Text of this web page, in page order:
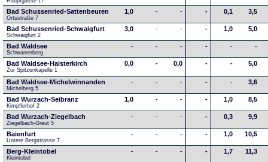
Bad Schussenried-Sattenbeuren
Ortsstraße 7
1,0 - - - 0,1 3,5
Bad Schussenried-Schwaigfurt
Schwaigfurt 2
3,0 - - - 1,0 5,0
Bad Waldsee
Schwanenberg
- - - - - -
Bad Waldsee-Haisterkirch
Zur Spitzenkapelle 1
0,0 - 0,0 - - 5,0
Bad Waldsee-Michelwinnanden
Michelberg 5
- - - - - 3,6
Bad Wurzach-Seibranz
Kimpflerhof 2
1,0 - - - 1,0 8,5
Bad Wurzach-Ziegelbach
Ziegelbach-Greut 5
- - - - 0,3 9,9
Baienfurt
Untere Bergstrasse 7
- - - - 1,0 10,5
Berg-Kleintobel
Kleintobel
- - - - 1,7 11,3